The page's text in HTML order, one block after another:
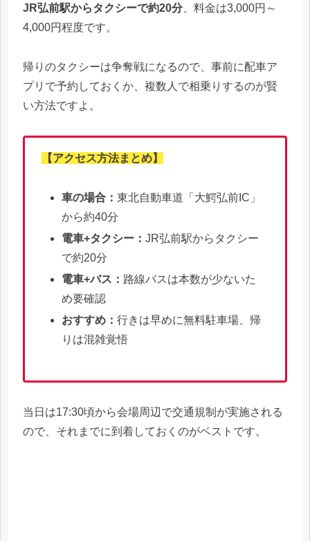
JR弘前駅からタクシーで約20分、料金は3,000円～
4,000円程度です。
帰りのタクシーは争奪戦になるので、事前に配車ア
プリで予約しておくか、複数人で相乗りするのが賢
い方法ですよ。
【アクセス方法まとめ】
車の場合：東北自動車道「大鰐弘前IC」
から約40分
電車+タクシー：JR弘前駅からタクシー
で約20分
電車+バス： 路線バスは本数が少ないた
め要確認
おすすめ：行きは早めに無料駐車場、帰
りは混雑覚悟
当日は17:30頃から会場周辺で交通規制が実施される
ので、それまでに到着しておくのがベストです。